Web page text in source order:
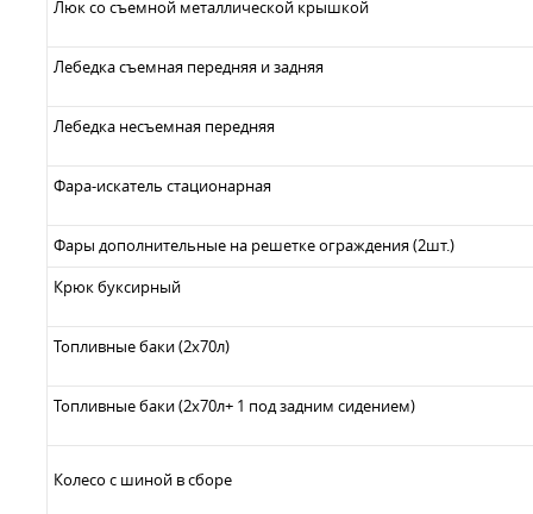
Люк со съемной металлической крышкой
Лебедка съемная передняя и задняя
Лебедка несъемная передняя
Фара-искатель стационарная
Фары дополнительные на решетке ограждения (2шт.)
Крюк буксирный
Топливные баки (2х70л)
Топливные баки (2х70л+ 1 под задним сидением)
Колесо с шиной в сборе